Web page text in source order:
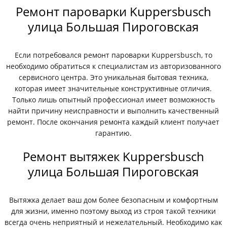
Ремонт пароварки Kuppersbusch
улица Большая Пироговская
Если потребовался ремонт пароварки Kuppersbusch, то
необходимо обратиться к специалистам из авторизованного
сервисного центра. Это уникальная бытовая техника,
которая имеет значительные конструктивные отличия.
Только лишь опытный профессионал имеет возможность
найти причину неисправности и выполнить качественный
ремонт. После окончания ремонта каждый клиент получает
гарантию.
Ремонт вытяжек Kuppersbusch
улица Большая Пироговская
Вытяжка делает ваш дом более безопасным и комфортным
для жизни, именно поэтому выход из строя такой техники
всегда очень неприятный и нежелательный. Необходимо как